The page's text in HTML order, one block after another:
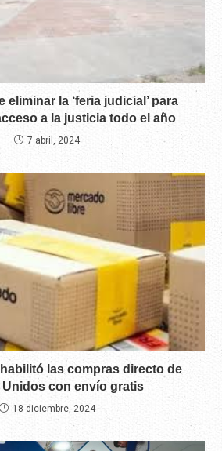
eliminar la ‘feria judicial’ para
a la justicia todo el año
7 abril, 2024
las compras directo de
Unidos con envío gratis
18 diciembre, 2024